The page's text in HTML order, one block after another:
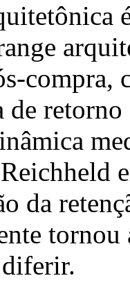
compra,
retorno
da
tornou